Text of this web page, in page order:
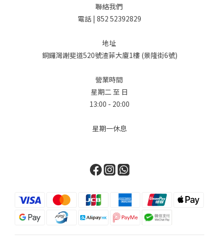
聯絡我們
電話 | 852 52392829
地址
銅鑼灣謝斐道520號渣菲大廈1樓 (景隆街6號)
營業時間
星期二 至 日
13:00 - 20:00
星期一休息